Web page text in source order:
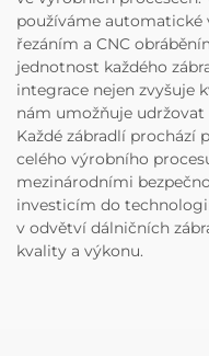
používáme automatické
řezáním a CNC
jednotnost každého
integrace nejen zvyšuje
nám umožňuje
Každé zábradlí
celého výrobního
mezinárodními
investicím do
v odvětví dálničních
kvality a výkonu.